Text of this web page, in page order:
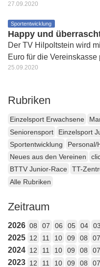
27.09.2020
Sportentwicklung
Happy und
Der TV Hilpoltstein wird
Euro für die Vereinskasse
25.09.2020
Rubriken
Einzelsport Erwachsene
Seniorensport
Einzelsport
Sportentwicklung
Personal/
Neues aus den Vereinen
BTTV Junior-Race
TT-
Alle Rubriken
Zeitraum
2026 08 07 06 05 04 03
2025 12 11 10 09 08 07
2024 12 11 10 09 08 07
2023 12 11 10 09 08 07